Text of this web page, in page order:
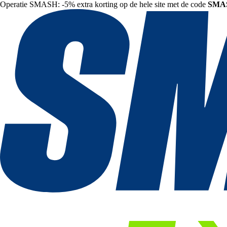
Operatie SMASH: -5% extra korting op de hele site met de code